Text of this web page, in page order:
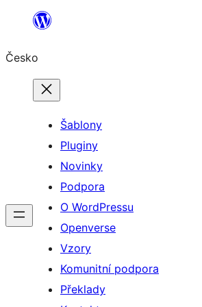
Přeskočit
obsah
Česko
Šablony
Pluginy
Novinky
Podpora
O WordPressu
Openverse
Vzory
Komunitní podpora
Překlady